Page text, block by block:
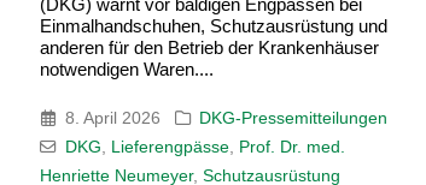
(DKG) fordert die Bundesregierung auf, die
Vorschläge der Finanzkommission
Gesundheit zur Stabilisierung der GKV-Mittel
zur Einführung einer...
7. April 2026
DKG-Pressemitteilungen
DKG, GKV,Prof. Dr. med. Henriette
Neumeyer,Zuckersteuer